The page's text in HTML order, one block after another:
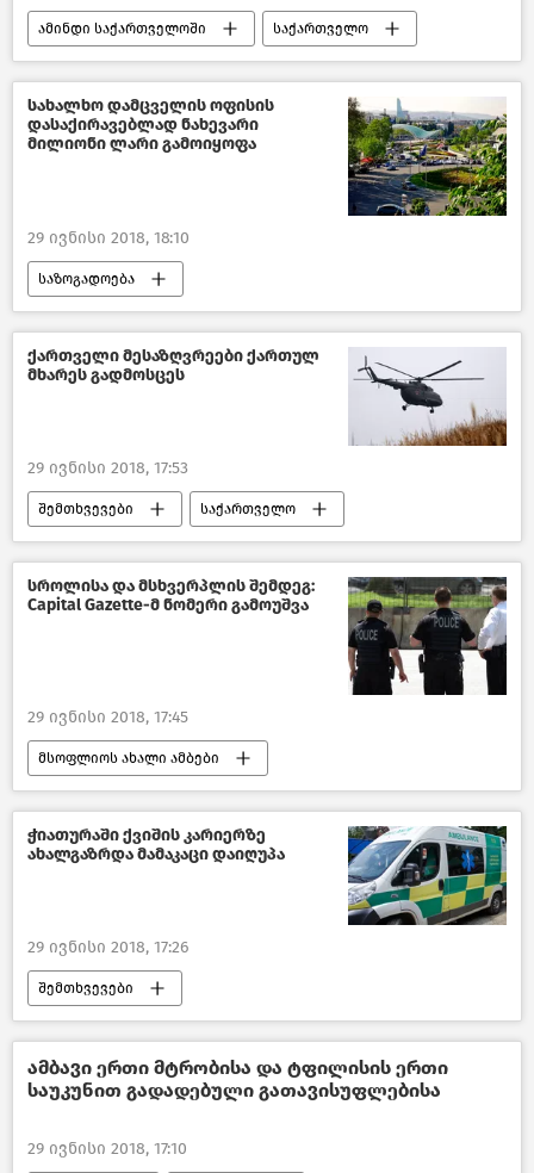
ამინდი საქართველოში საქართველო
სახალხო დამცველის ოფისის
დასაქირავებლად ნახევარი
მილიონი ლარი გამოიყოფა
29 ივნისი 2018, 18:10
საზოგადოება
საქართველოს მთავრობა–2018
საქართველო
ქართველი მესაზღვრეები ქართულ
მხარეს გადმოსცეს
29 ივნისი 2018, 17:53
შემთხვევები საქართველო
ქართულ–რუსული ურთიერთობები
სროლისა და მსხვერპლის შემდეგ:
Capital Gazette-მ ნომერი გამოუშვა
29 ივნისი 2018, 17:45
მსოფლიოს ახალი ამბები
ჭიათურაში ქვიშის კარიერზე
ახალგაზრდა მამაკაცი დაიღუპა
29 ივნისი 2018, 17:26
შემთხვევები
შემთხვევები საქართველოში –2018
საქართველო
ამბავი ერთი მტრობისა და ტფილისის ერთი
საუკუნით გადადებული გათავისუფლებისა
29 ივნისი 2018, 17:10